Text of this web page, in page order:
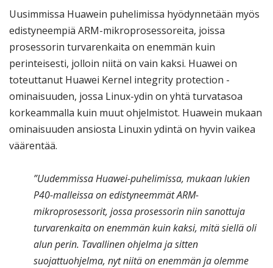
Uusimmissa Huawein puhelimissa hyödynnetään myös
edistyneempiä ARM-mikroprosessoreita, joissa
prosessorin turvarenkaita on enemmän kuin
perinteisesti, jolloin niitä on vain kaksi. Huawei on
toteuttanut Huawei Kernel integrity protection -
ominaisuuden, jossa Linux-ydin on yhtä turvatasoa
korkeammalla kuin muut ohjelmistot. Huawein mukaan
ominaisuuden ansiosta Linuxin ydintä on hyvin vaikea
väärentää.
”Uudemmissa Huawei-puhelimissa, mukaan lukien
P40-malleissa on edistyneemmät ARM-
mikroprosessorit, jossa prosessorin niin sanottuja
turvarenkaita on enemmän kuin kaksi, mitä siellä oli
alun perin. Tavallinen ohjelma ja sitten
suojattuohjelma, nyt niitä on enemmän ja olemme